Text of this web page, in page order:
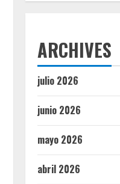
ARCHIVES
julio 2026
junio 2026
mayo 2026
abril 2026